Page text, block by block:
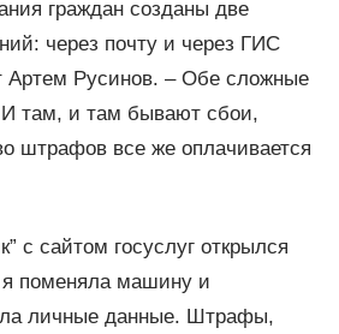
граждан созданы две
через почту и через ГИС
Артем Русинов. – Обе сложные
И там, и там бывают сбои,
штрафов все же оплачивается
с сайтом госуслуг открылся
я поменяла машину и
личные данные. Штрафы,